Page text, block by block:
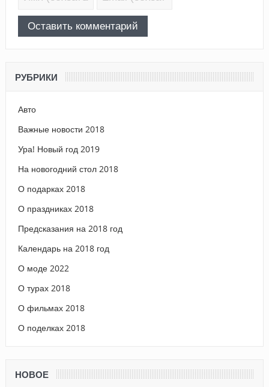
РУБРИКИ
Авто
Важные новости 2018
Ура! Новый год 2019
На новогодний стол 2018
О подарках 2018
О праздниках 2018
Предсказания на 2018 год
Календарь на 2018 год
О моде 2022
О турах 2018
О фильмах 2018
О поделках 2018
НОВОЕ